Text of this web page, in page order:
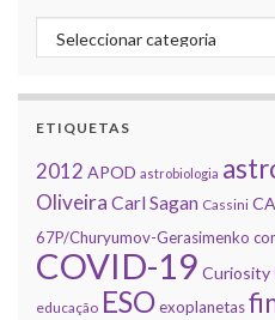
Categorias
ETIQUETAS
2012 APOD astrobiologia
Oliveira Carl Sagan Cassini
67P/Churyumov-Gerasimenko
COVID-19 Curiosity
educação ESOexoplanetas